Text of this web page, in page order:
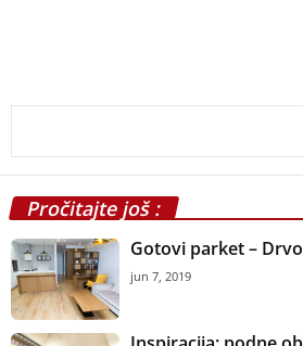
Pročitajte još :
Gotovi parket –
jun 7, 2019